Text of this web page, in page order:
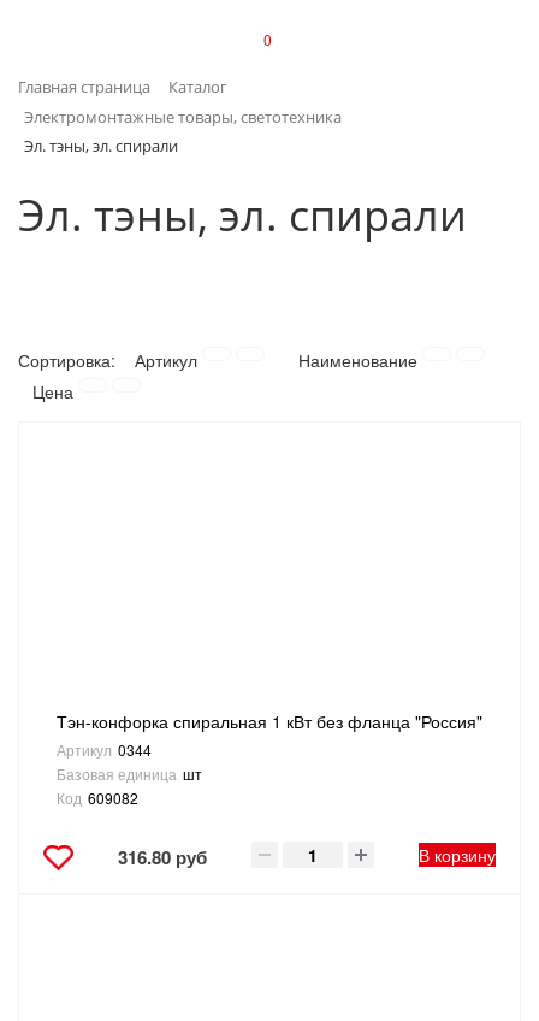
ИНТЕРЬЕР
КАНЦТОВАРЫ
КЛИМАТИЧЕСКАЯ ТЕХНИКА
НАСОСНОЕ ОБОРУДОВАНИЕ
СТРЕМЯНКИ,ЛЕСТНИЦЫ
0
Главная страница
Каталог
Электромонтажные товары, светотехника
Эл. тэны, эл. спирали
Эл. тэны, эл. спирали
Сортировка: Артикул
Наименование
Цена
Тэн-конфорка спиральная 1 кВт без фланца "Россия"
Артикул 0344
Базовая единица шт
Код 609082
316.80 руб В корзину